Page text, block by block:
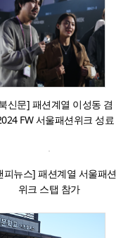
션계열 이성동 겸
FW 서울패션위크 성료
피뉴스] 패션계열 서울패션
위크 스탭 참가